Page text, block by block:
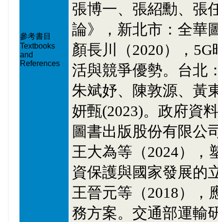
參考書目
Textbooks
and
References
張博一、張紹勳、張
論》，新北市：全華
顏長川（2020），
活與競爭優勢。台北
朱斌妤、陳敦源、黃
妍甄(2023)。政府資
圖書出版股份有限公
王大為等（2024），
資保護與國家發展的
王晉元等（2018），
務方案。交通部運輸